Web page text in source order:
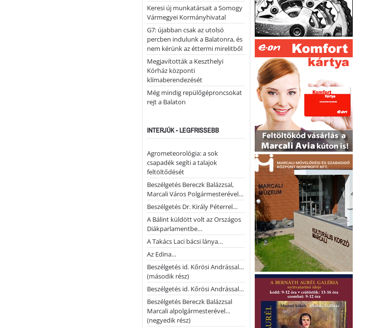
Keresi új munkatársait a Somogy
Vármegyei Kormányhivatal
G7: újabban csak az utolsó
percben indulunk a Balatonra, és
nem kérünk az éttermi mirelitből
Megjavították a Keszthelyi
Kórház központi
klímaberendezését
Még mindig repülőgéproncsokat
rejt a Balaton
INTERJÚK - LEGFRISSEBB
Agrometeorológia: a sok
csapadék segíti a talajok
feltöltődését
Beszélgetés Bereczk Balázzsal,
Marcali Város Polgármesterével…
Beszélgetés Dr. Király Péterrel…
A Bálint küldött volt az Országos
Diákparlamentbe…
A Takács Laci bácsi lánya…
Az Edina…
Beszélgetés id. Kőrösi Andrással…
(második rész)
Beszélgetés id. Kőrösi Andrással…
Beszélgetés Bereczk Balázzsal
Marcali alpolgármesterével…
(negyedik rész)